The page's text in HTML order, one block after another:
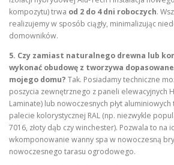
kompozytu) trwa od 2 do 4 dni roboczych.
realizujemy w sposób ciągły, minimalizując
domowników.
5. Czy zamiast naturalnego drewna lub
wykonać obudowę z tworzywa
mojego domu? Tak. Posiadamy techniczne
poszycia zewnętrznego z paneli elewacyjnych
Laminate) lub nowoczesnych płyt
palecie kolorystycznej RAL (np. niezwykle
7016, złoty dąb czy winchester). Pozwala to na
wkomponowanie wanny spa w nowoczesną
nowoczesnego tarasu ogrodowego.